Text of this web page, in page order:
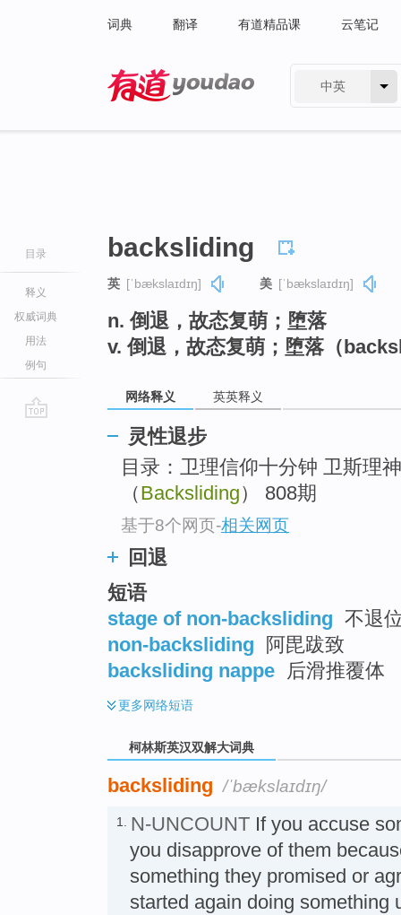
词典 翻译 有道精品课 云笔记
中英
目录
释义
权威词典
用法
例句
backsliding
英 [ˈbækslaɪdɪŋ] 美 [ˈbækslaɪdɪŋ]
n. 倒退，故态复萌；堕落
v. 倒退，故态复萌；堕落（
网络释义 英英释义
灵性退步
目录：卫理信仰十分钟 卫斯理
（Backsliding） 808期
基于8个网页-相关网页
回退
短语
stage of non-backsliding 不退
non-backsliding
阿毘跋致
backsliding nappe
后滑推覆体
更多网络短语
柯林斯英汉双解大词典
backsliding /ˈbækslaɪdɪŋ/
1. N-UNCOUNT If you accuse
you disapprove of them
something they promised or
started again doing something